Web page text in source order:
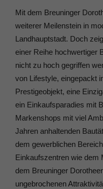
Mit dem Breuninger
weiterer Meilenstein in
Landhauptstadt. Doch
einer Reihe hochwertiger
nicht zu hoch gegriffen
von Lifestyle, eingepackt
Prestigeobjekt, eine
ein Einkaufsparadies mit
Markenshops mit viel
Jahren anhaltenden
dem gewerblichen
Einkaufszentren wie dem
dem Breuninger
ungebrochenen